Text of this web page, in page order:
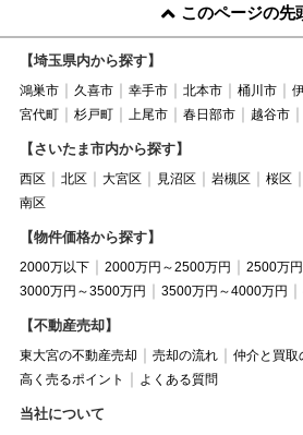
このページの先
【埼玉県内から探す】
鴻巣市 久喜市 幸手市 北本市 桶川市
宮代町
杉戸町 上尾市 春日部市 越谷市
【さいたま市内から探す】
西区 北区 大宮区 見沼区 岩槻区 桜区
南区
【物件価格から探す】
2000万以下 2000万円～2500万円
2500万
3000万円～3500万円
3500万円～4000万円
【不動産売却】
東大宮の不動産売却 売却の流れ
仲介と買取
高く売るポイント
よくある質問
当社について